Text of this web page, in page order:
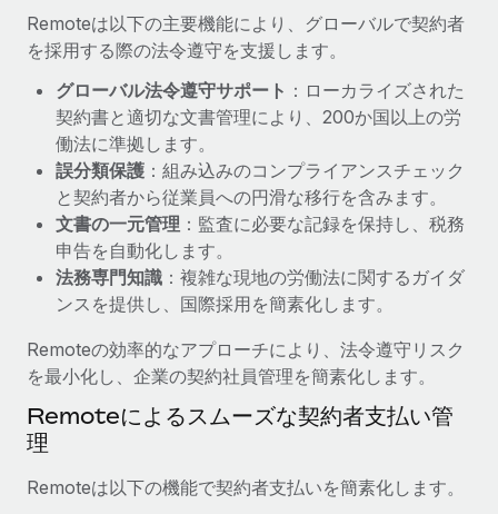
デバイス管理
ITデバイスを世界規模で提供・管理
法人設立
法令順守した法人をスピーディに設立
移住・転勤
従業員の異動をスムーズに
福利厚生
従業員の福利厚生を簡単に管理
Reverse...
詳細を見る
AIのパイオニアであるWeaviateは、Remoteを使
い、どのようにしてワークフォースを120%に増やした
のか
Weaviateの概要...
詳細を見る
グローバル給与処理
EORおよびPEO
契約社員管理
税務
ブログを読む
ブログ
よびContractor Management Plus（契約社員管理
プラス）
Remoteの使命は、世界のどこにいても、あらゆる規模の企業が
業務に最適な人材を採用し、管理し、給与を支給できるようにす
スしました。...
Remoteは以下の主要機能により、グローバルで契約者
を採用する際の法令遵守を支援します。
グローバル法令遵守サポート ：ローカライズされた
契約書と適切な文書管理により、200か国以上の労
働法に準拠します。
誤分類保護 ：組み込みのコンプライアンスチェック
と契約者から従業員への円滑な移行を含みます。
文書の一元管理 ：監査に必要な記録を保持し、税務
申告を自動化します。
法務専門知識 ：複雑な現地の労働法に関するガイダ
ンスを提供し、国際採用を簡素化します。
Remoteの効率的なアプローチにより、法令遵守リスク
を最小化し、企業の契約社員管理を簡素化します。
Remoteによるスムーズな契約者支払い管
理
Remoteは以下の機能で契約者支払いを簡素化します。